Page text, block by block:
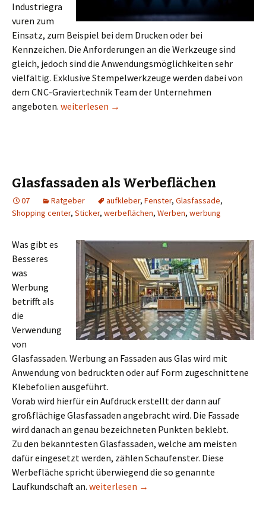
Industriegra
vuren zum
Einsatz, zum Beispiel bei dem Drucken oder bei
Kennzeichen. Die Anforderungen an die Werkzeuge sind
gleich, jedoch sind die Anwendungsmöglichkeiten sehr
vielfältig. Exklusive Stempelwerkzeuge werden dabei von
dem CNC-Graviertechnik Team der Unternehmen
angeboten. Mit Industriegravuren zur Individualität
weiterlesen →
Glasfassaden als Werbeflächen
07 Ratgeber aufkleber, Fenster, Glasfassade,
Shopping center, Sticker, werbeflächen, Werben, werbung
Was gibt es
Besseres
was
Werbung
betrifft als
die
Verwendung
von
Glasfassaden. Werbung an Fassaden aus Glas wird mit
Anwendung von bedruckten oder auf Form zugeschnittene
Klebefolien ausgeführt.
Vorab wird hierfür ein Aufdruck erstellt der dann auf
großflächige Glasfassaden angebracht wird. Die Fassade
wird danach an genau bezeichneten Punkten beklebt.
Zu den bekanntesten Glasfassaden, welche am meisten
dafür eingesetzt werden, zählen Schaufenster. Diese
Werbefläche spricht überwiegend die so genannte
Laufkundschaft an. Glasfassaden als Werbeflächen
weiterlesen →